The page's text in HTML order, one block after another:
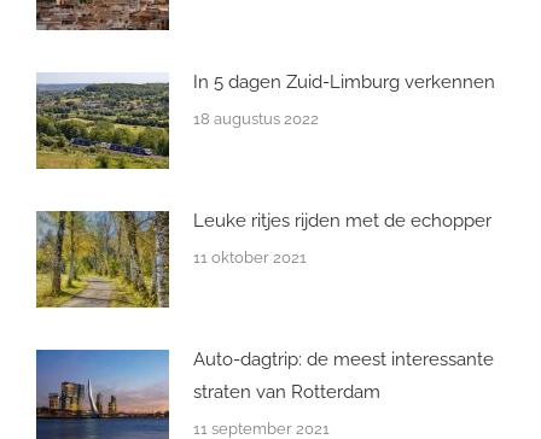
In 5 dagen Zuid-Limburg verkennen
18 augustus 2022
Leuke ritjes rijden met de echopper
11 oktober 2021
Auto-dagtrip: de meest interessante
straten van Rotterdam
11 september 2021